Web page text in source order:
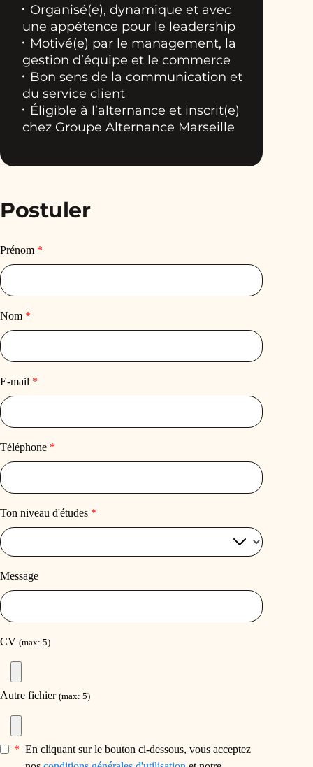
Organisé(e), dynamique et avec
une appétence pour le leadership
Motivé(e) par le management, la
gestion d’équipe et le commerce
Bon sens de la communication et
du service client
Éligible à l’alternance et inscrit(e)
chez Groupe Alternance Marseille
Postuler